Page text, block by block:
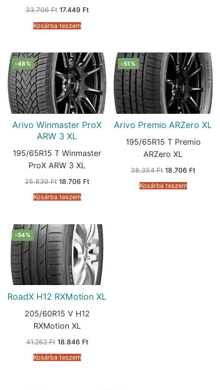
33.706Ft Original
was:
33.706 Ft.
17.449 FtCurrent
Kosárba teszem
-48%
Arivo Winmaster ProX
ARW 3 XL
195/65R15 T Winmaster
ProX ARW 3 XL
35.839Ft Original
was:
35.839 Ft.
18.706 FtCurrent
Kosárba teszem
-51%
Arivo Premio ARZero XL
195/65R15 T Premio
ARZero XL
38.354Ft Original
was:
38.354 Ft.
18.706 FtCurrent
Kosárba teszem
-54%
RoadX H12 RXMotion XL
205/60R15 V H12
RXMotion XL
41.262Ft Original
was:
41.262 Ft.
18.846 FtCurrent
Kosárba teszem